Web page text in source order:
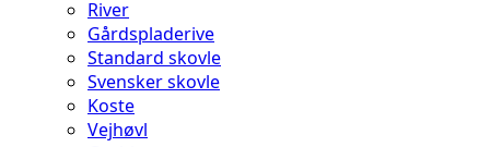
River
Gårdspladerive
Standard skovle
Svensker skovle
Koste
Vejhøvl